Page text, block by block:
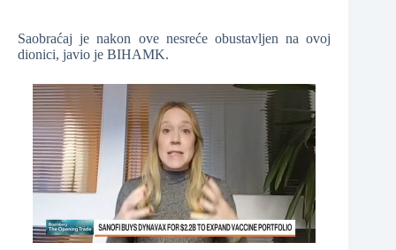
Saobraćaj je nakon ove nesreće obustavljen na ovoj
dionici, javio je BIHAMK.